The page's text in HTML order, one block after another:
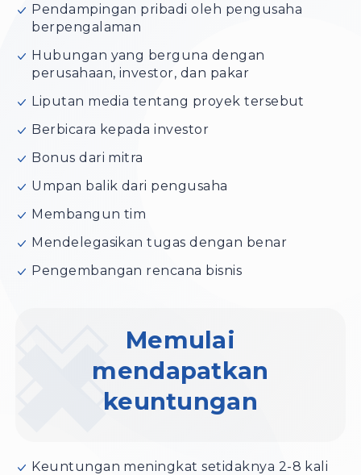
Pendampingan pribadi oleh pengusaha
berpengalaman
Hubungan yang berguna dengan
perusahaan, investor, dan pakar
Liputan media tentang proyek tersebut
Berbicara kepada investor
Bonus dari mitra
Umpan balik dari pengusaha
Membangun tim
Mendelegasikan tugas dengan benar
Pengembangan rencana bisnis
Memulai
mendapatkan
keuntungan
Keuntungan meningkat setidaknya 2-8 kali